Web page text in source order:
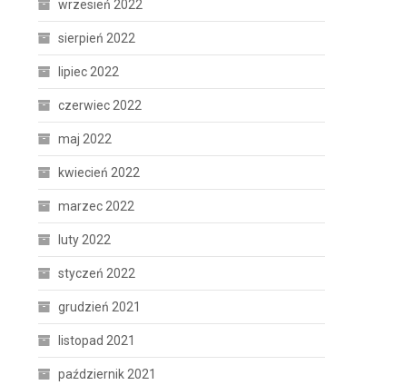
wrzesień 2022
sierpień 2022
lipiec 2022
czerwiec 2022
maj 2022
kwiecień 2022
marzec 2022
luty 2022
styczeń 2022
grudzień 2021
listopad 2021
październik 2021